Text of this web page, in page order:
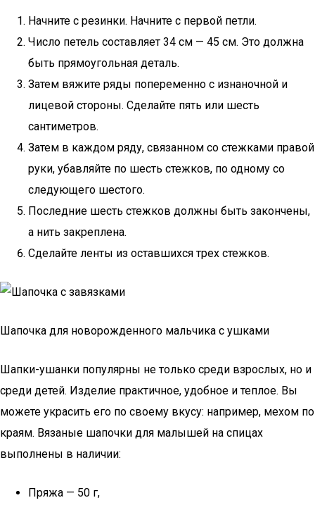
Начните с резинки. Начните с первой петли.
Число петель составляет 34 см — 45 см. Это должна
быть прямоугольная деталь.
Затем вяжите ряды попеременно с изнаночной и
лицевой стороны. Сделайте пять или шесть
сантиметров.
Затем в каждом ряду, связанном со стежками правой
руки, убавляйте по шесть стежков, по одному со
следующего шестого.
Последние шесть стежков должны быть закончены,
а нить закреплена.
Сделайте ленты из оставшихся трех стежков.
Шапочка для новорожденного мальчика с ушками
Шапки-ушанки популярны не только среди взрослых, но и
среди детей. Изделие практичное, удобное и теплое. Вы
можете украсить его по своему вкусу: например, мехом по
краям. Вязаные шапочки для малышей на спицах
выполнены в наличии:
Пряжа — 50 г,